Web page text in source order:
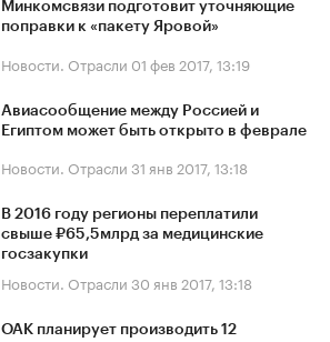
Минкомсвязи подготовит уточняющие
поправки к «пакету Яровой»
Новости. Отрасли 01 фев 2017, 13:19
Авиасообщение между Россией и
Египтом может быть открыто в феврале
Новости. Отрасли 31 янв 2017, 13:18
В 2016 году регионы переплатили
свыше ₽65,5млрд за медицинские
госзакупки
Новости. Отрасли 30 янв 2017, 13:18
ОАК планирует производить 12